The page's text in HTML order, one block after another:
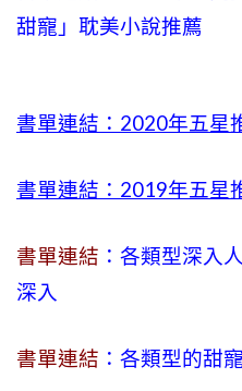
甜寵」耽美小說推薦
書單連結：2020年五星
書單連結：2019年五星
書單連結 ：各類型深入
深入
書單連結 ：各類型的甜